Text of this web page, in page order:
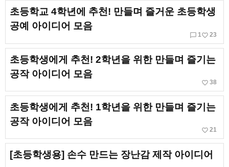
초등학교 4학년에 추천! 만들며 즐거운 초등학생
공예 아이디어 모음
chat_bubble_outline 1 favorite_border 23
초등학생에게 추천! 2학년을 위한 만들며 즐기는
공작 아이디어 모음
favorite_border 38
초등학생에게 추천! 1학년을 위한 만들며 즐기는
공작 아이디어 모음
favorite_border 21
[초등학생용] 손수 만드는 장난감 제작 아이디어